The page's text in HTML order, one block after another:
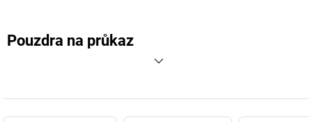
Pouzdra na průkaz